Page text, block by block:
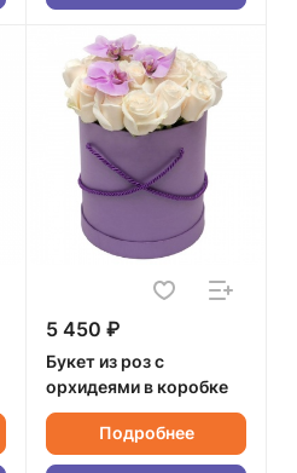
5 450 ₽
Букет из роз с
орхидеями в коробке
Подробнее